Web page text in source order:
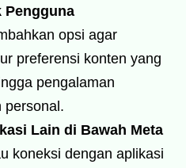
Pengguna
opsi agar
preferensi konten yang
pengalaman
personal.
Lain di Bawah Meta
koneksi dengan aplikasi